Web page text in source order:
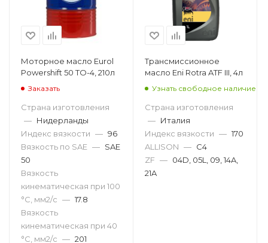
Моторное масло Eurol
Powershift 50 TO-4, 210л
Заказать
Страна изготовления
— Нидерланды
Индекс вязкости — 96
Вязкость по SAE — SAE
50
Вязкость
кинематическая при 100
°С, мм2/с — 17.8
Вязкость
кинематическая при 40
°С, мм2/с — 201
Трансмиссионное
масло Eni Rotra ATF III, 4л
Узнать свободное наличие
Страна изготовления
— Италия
Индекс вязкости — 170
ALLISON — C4
ZF — 04D, 05L, 09, 14A,
21A